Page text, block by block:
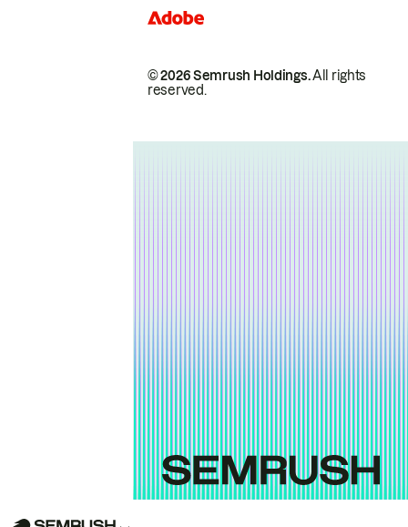
© 2026 Semrush Holdings.All rights
reserved.